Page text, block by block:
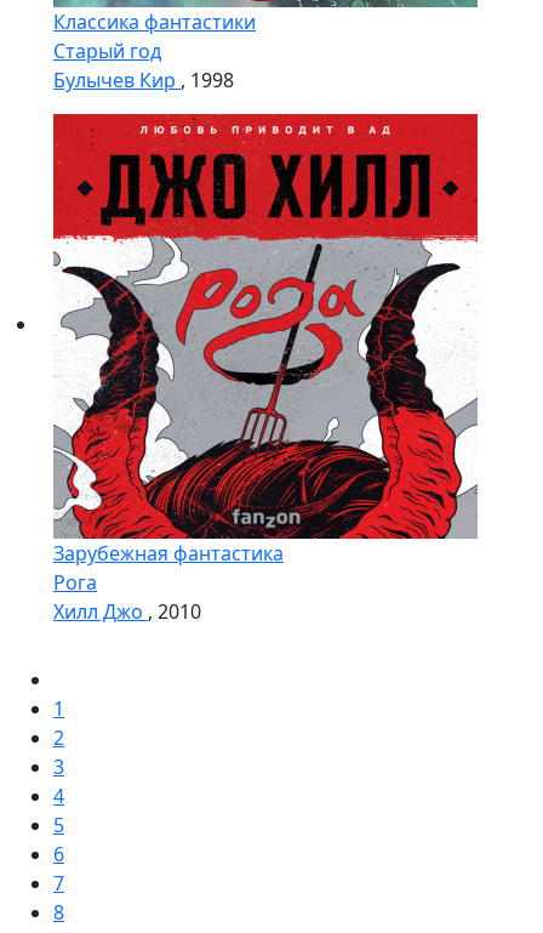
Классика фантастики
Старый год
Булычев Кир , 1998
Зарубежная фантастика
Рога
Хилл Джо , 2010
1
2
3
4
5
6
7
8